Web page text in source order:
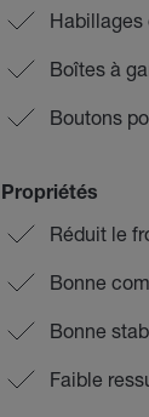
Habillages
Boîtes à
Boutons
Propriétés
Réduit le
Bonne
Bonne
Faible